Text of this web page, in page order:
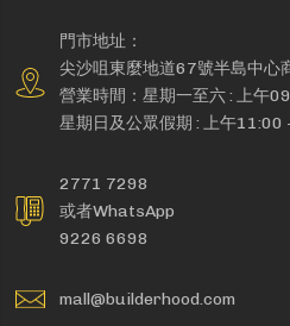
門市地址：
尖沙咀東麼地道67號半島中心
營業時間：星期一至六 : 上午
星期日及公眾假期 : 上午11:00
2771 7298
或者WhatsApp
9226 6698
mall@builderhood.com